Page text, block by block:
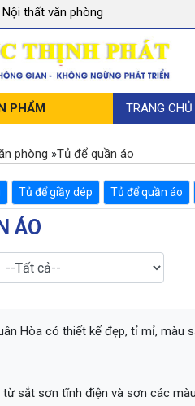
Nội thất văn phòng
PHẨM TRANG CHỦ
phòng »Tủ để quần áo
Tủ để giầy dép Tủ để quần áo
ÁO
Hòa có thiết kế đẹp, tỉ mỉ, màu
từ sắt sơn tĩnh điện và sơn các